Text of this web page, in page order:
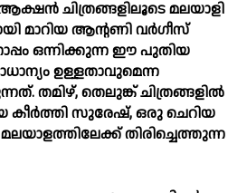
ആക്ഷന്‍ ചിത്രങ്ങളിലൂടെ മലയാളി
മാറിയ ആന്റണി വര്‍ഗീസ്
ഒന്നിക്കുന്ന ഈ പുതിയ
ഉള്ളതാവുമെന്ന
തമിഴ്, തെലുങ്ക് ചിത്രങ്ങളില്‍
കീര്‍ത്തി സുരേഷ്, ഒരു ചെറിയ
തിരിച്ചെത്തുന്ന